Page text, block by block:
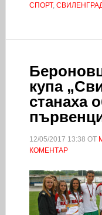
СПОРТ,
купа
станаха
12/05/2017 13:38 ОТ
КОМЕНТАР